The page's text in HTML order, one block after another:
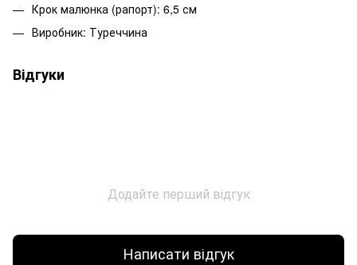
Крок малюнка (рапорт): 6,5 см
Виробник: Туреччина
Відгуки
Додайте перший відгук
Написати відгук